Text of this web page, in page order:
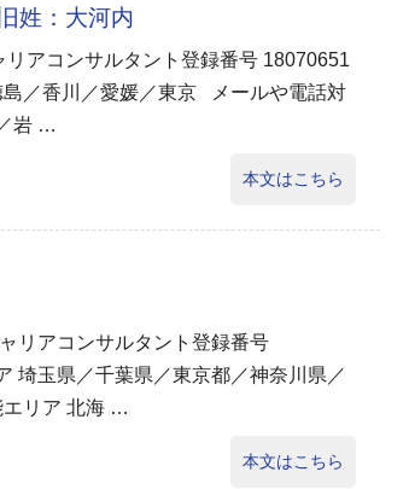
姓：大河内
アコンサルタント登録番号 18070651
／香川／愛媛／東京 メールや電話対
岩 …
本文はこちら
リアコンサルタント登録番号
埼玉県／千葉県／東京都／神奈川県／
リア 北海 …
本文はこちら